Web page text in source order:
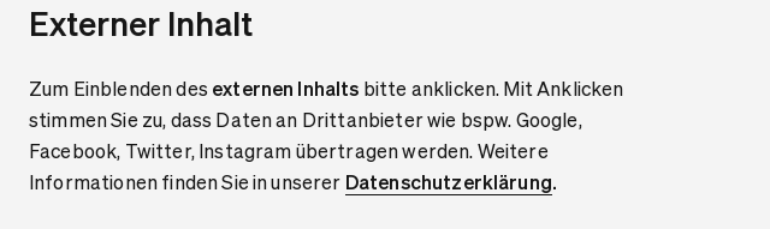
Externer Inhalt
Zum Einblenden des externen Inhalts bitte anklicken. Mit Anklicken
stimmen Sie zu, dass Daten an Drittanbieter wie bspw. Google,
Facebook, Twitter, Instagram übertragen werden. Weitere
Informationen finden Sie in unserer Datenschutzerklärung.